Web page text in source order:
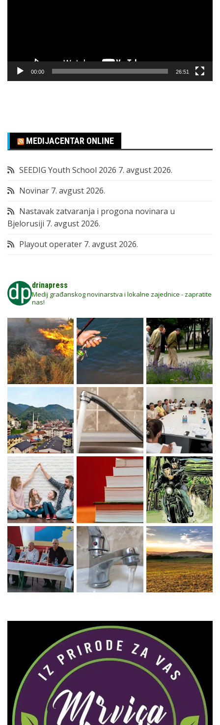
00:00 26:51
MEDIJACENTAR ONLINE
SEEDIG Youth School 2026 7. avgust 2026.
Novinar 7. avgust 2026.
Nastavak zatvaranja i progona novinara u
Bjelorusiji 7. avgust 2026.
Playout operater 7. avgust 2026.
drinapress
Medij građanskog novinarstva i lokalne zajednice - zapratite
nas!